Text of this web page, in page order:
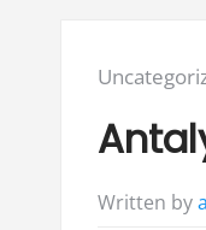
Posted
Written by